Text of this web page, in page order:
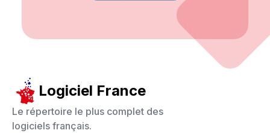
Logiciel France
Le répertoire le plus complet des
logiciels français.